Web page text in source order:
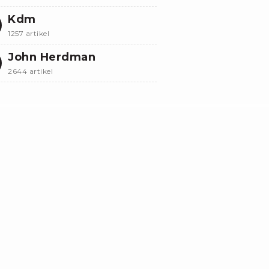
Kdm
1257 artikel
John Herdman
2644 artikel